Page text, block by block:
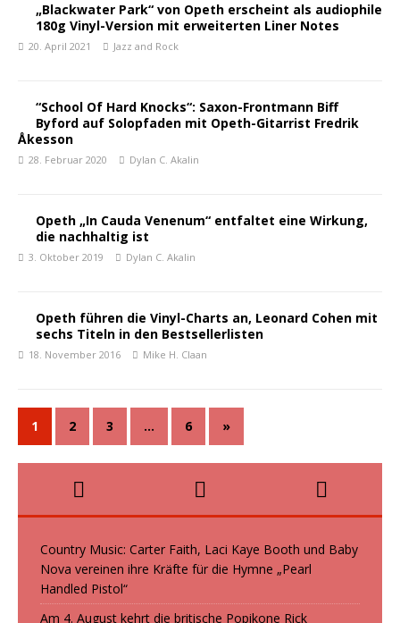
„Blackwater Park“ von Opeth erscheint als audiophile
180g Vinyl-Version mit erweiterten Liner Notes
20. April 2021 Jazz and Rock
“School Of Hard Knocks“: Saxon-Frontmann Biff
Byford auf Solopfaden mit Opeth-Gitarrist Fredrik
Åkesson
28. Februar 2020 Dylan C. Akalin
Opeth „In Cauda Venenum“ entfaltet eine Wirkung,
die nachhaltig ist
3. Oktober 2019 Dylan C. Akalin
Opeth führen die Vinyl-Charts an, Leonard Cohen mit
sechs Titeln in den Bestsellerlisten
18. November 2016 Mike H. Claan
1 2 3 … 6 »
Country Music: Carter Faith, Laci Kaye Booth und Baby
Nova vereinen ihre Kräfte für die Hymne „Pearl
Handled Pistol“
Am 4. August kehrt die britische Popikone Rick